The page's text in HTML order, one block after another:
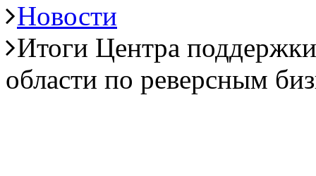
Новости
Итоги Центра
области по реверсным